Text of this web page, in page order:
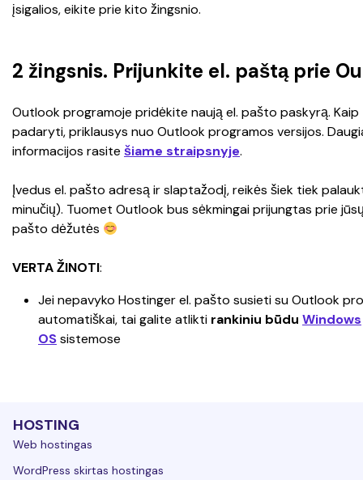
įsigalios, eikite prie kito žingsnio.
2 žingsnis. Prijunkite el. paštą prie
Outlook programoje pridėkite naują el. pašto paskyrą.
padaryti, priklausys nuo Outlook programos versijos.
informacijos rasite šiame straipsnyje.
Įvedus el. pašto adresą ir slaptažodį, reikės šiek tiek
minučių). Tuomet Outlook bus sėkmingai prijungtas prie
pašto dėžutės
VERTA ŽINOTI:
Jei nepavyko Hostinger el. pašto susieti su Outlook
automatiškai, tai galite atlikti rankiniu būdu Windows
OS sistemose
HOSTING
Web hostingas
WordPress skirtas hostingas